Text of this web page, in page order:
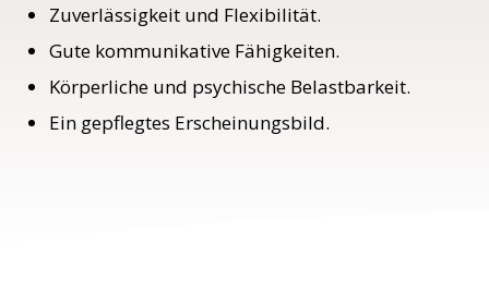
Zuverlässigkeit und Flexibilität.
Gute kommunikative Fähigkeiten.
Körperliche und psychische Belastbarkeit.
Ein gepflegtes Erscheinungsbild.